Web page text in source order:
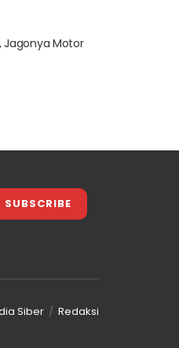
Jagonya Motor
Siber Redaksi